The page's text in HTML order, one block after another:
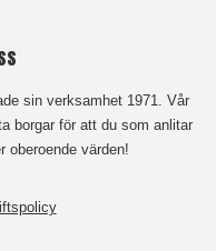
sin verksamhet 1971. Vår
borgar för att du som anlitar
oberoende värden!